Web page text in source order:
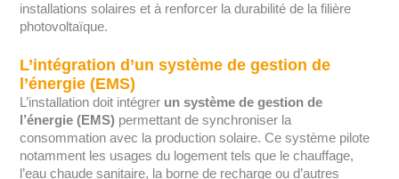
installations solaires et à renforcer la durabilité de la filière
photovoltaïque.
L’intégration d’un système de gestion de
l’énergie (EMS)
L’installation doit intégrer un système de gestion de
l’énergie (EMS) permettant de synchroniser la
consommation avec la production solaire. Ce système pilote
notamment les usages du logement tels que le chauffage,
l’eau chaude sanitaire, la borne de recharge ou d’autres